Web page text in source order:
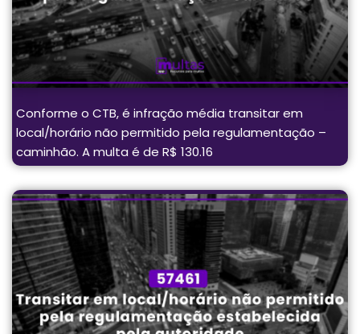
Conforme o CTB, é infração média transitar em
local/horário não permitido pela regulamentação –
caminhão. A multa é de R$ 130.16